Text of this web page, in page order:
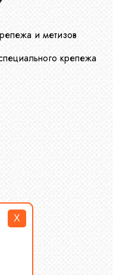
X
и метизов
крепежа